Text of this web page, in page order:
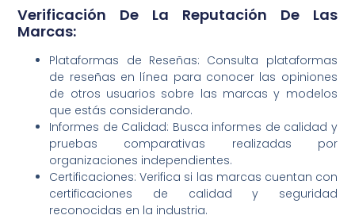
Verificación De La Reputación De Las
Marcas:
Plataformas de Reseñas: Consulta plataformas
de reseñas en línea para conocer las opiniones
de otros usuarios sobre las marcas y modelos
que estás considerando.
Informes de Calidad: Busca informes de calidad y
pruebas comparativas realizadas por
organizaciones independientes.
Certificaciones: Verifica si las marcas cuentan con
certificaciones de calidad y seguridad
reconocidas en la industria.